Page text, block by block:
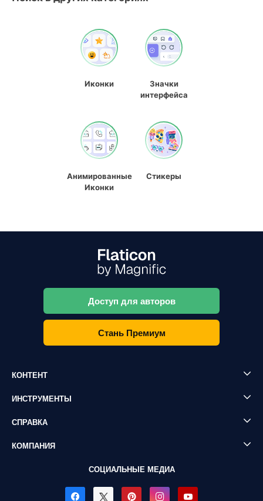
Иконки
Значки
интерфейса
Анимированные
Иконки
Стикеры
Доступ для авторов
Стань Премиум
КОНТЕНТ
ИНСТРУМЕНТЫ
СПРАВКА
КОМПАНИЯ
СОЦИАЛЬНЫЕ МЕДИА